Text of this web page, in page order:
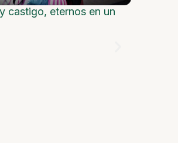
castigo, eternos en un